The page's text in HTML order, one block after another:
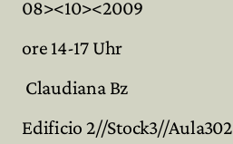
Archivio
08><10><2009
ore 14-17 Uhr
Claudiana Bz
Edificio 2//Stock3//Aula302